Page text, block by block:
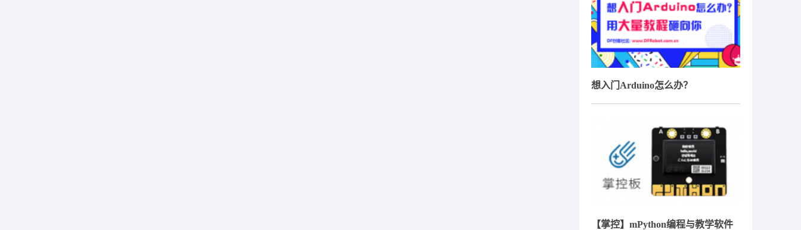
想入门Arduino怎么办？
【掌控】mPython编程与教学软件